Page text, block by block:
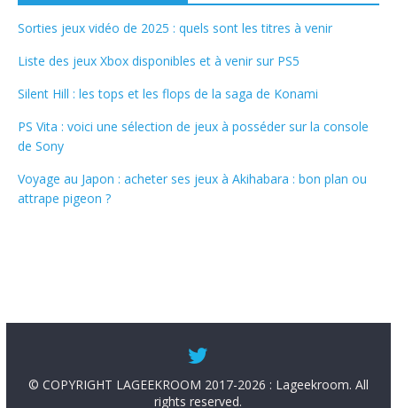
Sorties jeux vidéo de 2025 : quels sont les titres à venir
Liste des jeux Xbox disponibles et à venir sur PS5
Silent Hill : les tops et les flops de la saga de Konami
PS Vita : voici une sélection de jeux à posséder sur la console
de Sony
Voyage au Japon : acheter ses jeux à Akihabara : bon plan ou
attrape pigeon ?
© COPYRIGHT LAGEEKROOM 2017-2026 : Lageekroom. All
rights reserved.